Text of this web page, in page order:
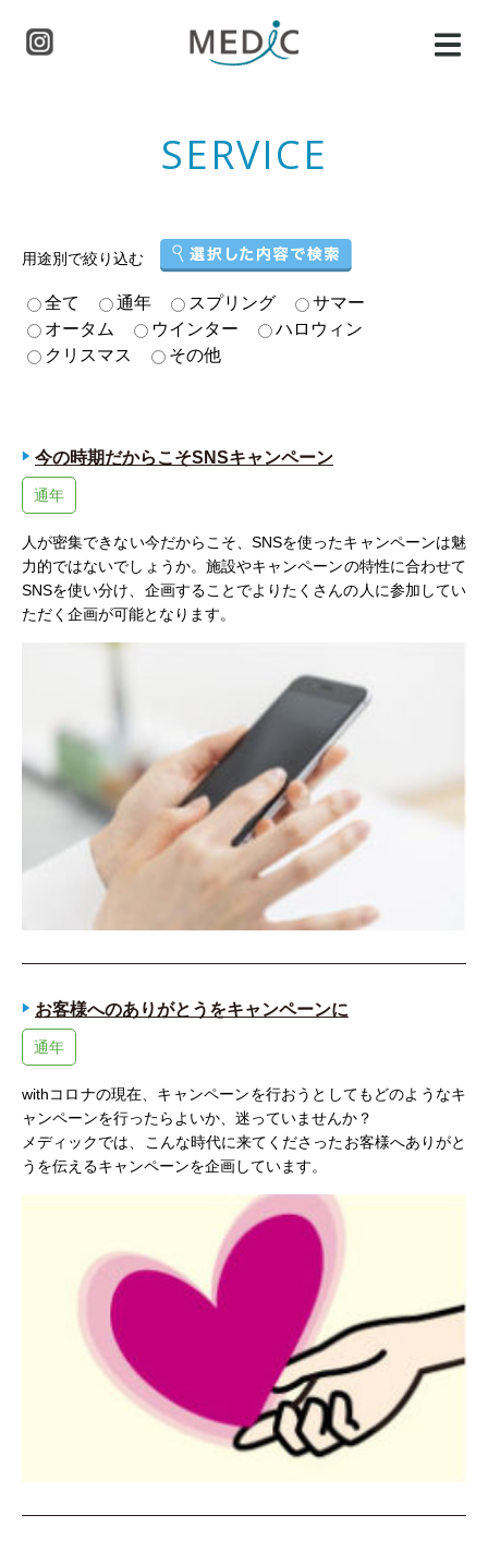
SERVICE
用途別で絞り込む
全て 通年 スプリング
サマー
オータム
ウインター
ハロウィン
クリスマス
その他
今の時期だからこそSNSキャンペーン
通年
人が密集できない今だからこそ、SNSを使ったキャンペーンは魅
力的ではないでしょうか。施設やキャンペーンの特性に合わせて
SNSを使い分け、企画することでよりたくさんの人に参加してい
ただく企画が可能となります。
お客様へのありがとうをキャンペーンに
通年
withコロナの現在、キャンペーンを行おうとしてもどのようなキ
ャンペーンを行ったらよいか、迷っていませんか？
メディックでは、こんな時代に来てくださったお客様へありがと
うを伝えるキャンペーンを企画しています。